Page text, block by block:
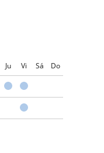
Ju Vi Sá Do